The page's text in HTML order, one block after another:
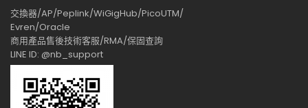
交換器/AP/Peplink/WiGigHub/PicoUTM/
Evren/Oracle
商用產品售後技術客服/RMA/保固查詢
LINE ID: @nb_support